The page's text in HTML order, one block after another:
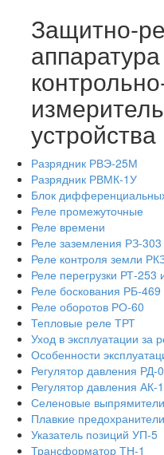
Защитно-
устройства
Разрядник РВЭ-25М
Разрядник РВМК-1У
Блок
Реле промежуточные
Реле времени
Реле заземления РЗ-303
Реле контроля земли
Реле перегрузки РТ-253
Реле боскования РБ-469
Реле оборотов РО-60
Тепловые реле ТРТ
Уход в эксплуатации за
Особенности
Регулятор давления РД-
Регулятор давления АК-
Селеновые выпрямители
Плавкие предохранители
Указатель позиций УП-5
Трансформатор ТН-1